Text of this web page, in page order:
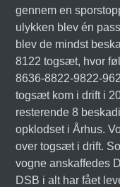
gennem en
ulykken blev én
blev de mindst
8122 togsæt, hvor
8636-8822-9822-
togsæt kom i drift i
resterende 8
opklodset i Århus.
over togsæt i drift.
vogne anskaffedes
DSB i alt har fået